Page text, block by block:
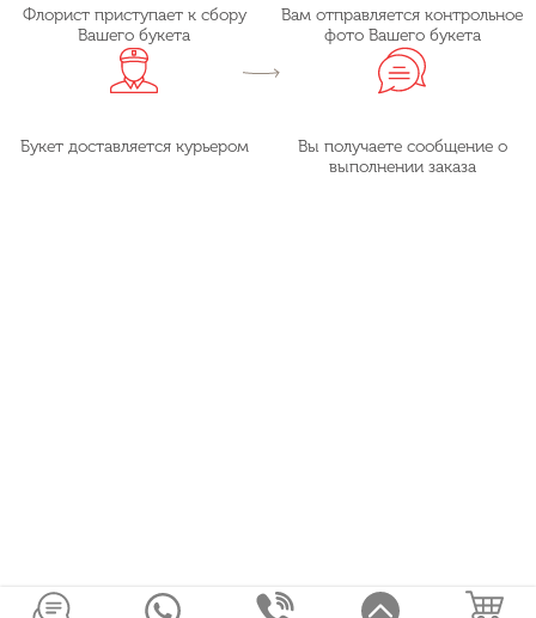
Флорист приступает к сбору
Вашего букета
Вам отправляется контрольное
фото Вашего букета
Букет доставляется курьером
Вы получаете сообщение о
выполнении заказа